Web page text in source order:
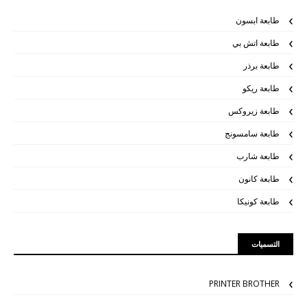
طابعة ابسون
طابعة اتش بي
طابعة برذر
طابعة ريكو
طابعة زيروكس
طابعة سامسونج
طابعة شارب
طابعة كانون
طابعة كونيكا
التسميات
PRINTER BROTHER